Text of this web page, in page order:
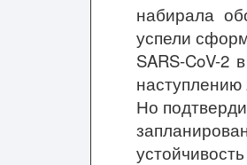
набирала
успели
SARS-CoV-
наступлению
Но